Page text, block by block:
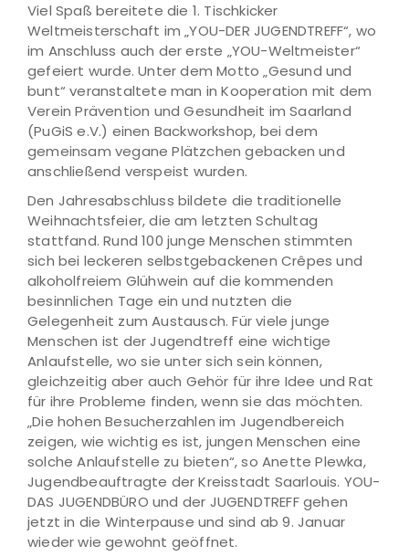
Viel Spaß bereitete die 1. Tischkicker
Weltmeisterschaft im „YOU-DER JUGENDTREFF“, wo
im Anschluss auch der erste „YOU-Weltmeister“
gefeiert wurde. Unter dem Motto „Gesund und
bunt“ veranstaltete man in Kooperation mit dem
Verein Prävention und Gesundheit im Saarland
(PuGiS e.V.) einen Backworkshop, bei dem
gemeinsam vegane Plätzchen gebacken und
anschließend verspeist wurden.
Den Jahresabschluss bildete die traditionelle
Weihnachtsfeier, die am letzten Schultag
stattfand. Rund 100 junge Menschen stimmten
sich bei leckeren selbstgebackenen Crêpes und
alkoholfreiem Glühwein auf die kommenden
besinnlichen Tage ein und nutzten die
Gelegenheit zum Austausch. Für viele junge
Menschen ist der Jugendtreff eine wichtige
Anlaufstelle, wo sie unter sich sein können,
gleichzeitig aber auch Gehör für ihre Idee und Rat
für ihre Probleme finden, wenn sie das möchten.
„Die hohen Besucherzahlen im Jugendbereich
zeigen, wie wichtig es ist, jungen Menschen eine
solche Anlaufstelle zu bieten“, so Anette Plewka,
Jugendbeauftragte der Kreisstadt Saarlouis. YOU-
DAS JUGENDBÜRO und der JUGENDTREFF gehen
jetzt in die Winterpause und sind ab 9. Januar
wieder wie gewohnt geöffnet.